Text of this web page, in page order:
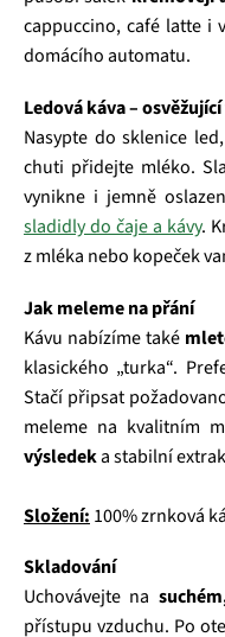
cappuccino, café latte i
domácího automatu.
Ledová káva –
Nasypte do sklenice
chuti přidejte mléko.
vynikne i jemně
sladidly do čaje a kávy.
z mléka nebo kopeček
Jak meleme na přání
Kávu nabízíme také
klasického „turka“.
Stačí připsat
meleme na kvalitním
výsledeka stabilní
Složení: 100% zrnková
Skladování
Uchovávejte na
přístupu vzduchu. Po